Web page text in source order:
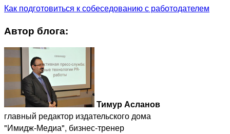
Как подготовиться к собеседованию с работодателем
Автор блога:
Тимур Асланов
главный редактор издательского дома
"Имидж-Медиа", бизнес-тренер